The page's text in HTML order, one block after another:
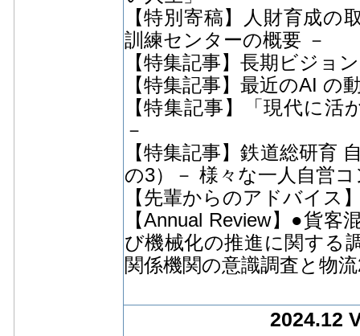
【特別寄稿】人財育成
訓練センターの概要 －
【特集記事】長期ビジョ
【特集記事】最近のAI の
【特集記事】「現代に
－
【特集記事】鉄道総研育
の3）－ 様々な一人自営
【先輩からのアドバイス
【Annual Review】●貨
び機械化の推進に関する
関係機関の意識調査と物
2024.12